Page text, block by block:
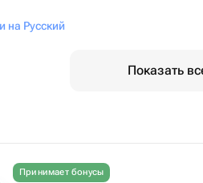
на Русский
Показать
Принимает бонусы